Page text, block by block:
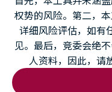
权势的风险。第二，
详细风险评估，如有
见。最后，竞委会绝
人资料，因此，请